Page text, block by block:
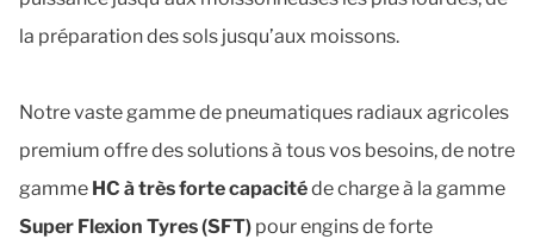
la préparation des sols jusqu’aux moissons.
Notre vaste gamme de pneumatiques radiaux agricoles
premium offre des solutions à tous vos besoins, de notre
gamme HC à très forte capacité
Super Flexion Tyres (SFT) pour engins de forte